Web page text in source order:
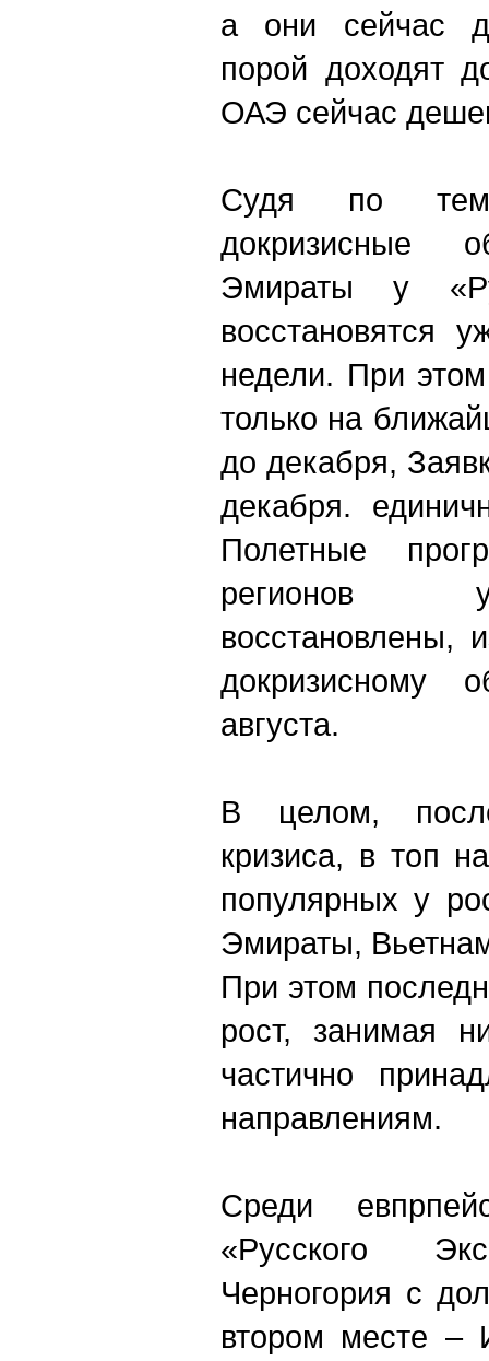
а они сейчас
порой доходят
ОАЭ сейчас
Судя по
докризисные
Эмираты у
восстановятся
недели. При
только на
до декабря,
декабря.
Полетные
регионов
восстановлены,
докризисному
августа.
В целом, после
кризиса, в топ
популярных у
Эмираты,
При этом
рост, занимая
частично
направлениям.
Среди
«Русского
Черногория с
втором месте –